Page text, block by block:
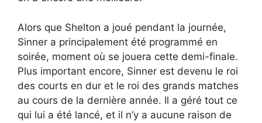
Alors que Shelton a joué pendant la journée,
Sinner a principalement été programmé en
soirée, moment où se jouera cette demi-finale.
Plus important encore, Sinner est devenu le roi
des courts en dur et le roi des grands matches
au cours de la dernière année. Il a géré tout ce
qui lui a été lancé, et il n’y a aucune raison de